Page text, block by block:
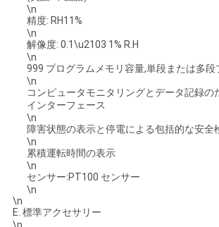
\n
精度: RH11%
\n
解像度: 0.1\u2103 1% R.H
\n
999 プログラムメモリ容量,単段または多段
\n
コンピュータモニタリングとデータ記録の
インターフェース
\n
障害状態の表示と停電による包括的な安全
\n
累積運転時間の表示
\n
センサー:PT100 センサー
\n
\n
E. 標準アクセサリー
\n